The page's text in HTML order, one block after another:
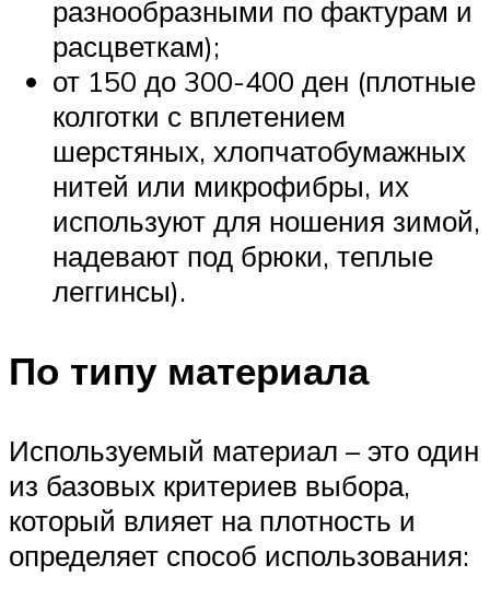
разнообразными по фактурам и
расцветкам);
от 150 до 300-400 ден (плотные
колготки с вплетением
шерстяных, хлопчатобумажных
нитей или микрофибры, их
используют для ношения зимой,
надевают под брюки, теплые
леггинсы).
По типу материала
Используемый материал – это один
из базовых критериев выбора,
который влияет на плотность и
определяет способ использования: